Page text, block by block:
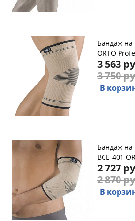
Бандаж на
ORTO
3 563
3 750
В
Бандаж на
BCE-401
2 727
2 870
В